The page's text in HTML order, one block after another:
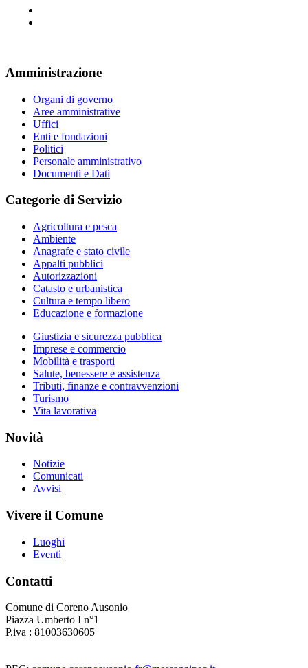
Amministrazione
Organi di governo
Aree amministrative
Uffici
Enti e fondazioni
Politici
Personale amministrativo
Documenti e Dati
Categorie di Servizio
Agricoltura e pesca
Ambiente
Anagrafe e stato civile
Appalti pubblici
Autorizzazioni
Catasto e urbanistica
Cultura e tempo libero
Educazione e formazione
Giustizia e sicurezza pubblica
Imprese e commercio
Mobilità e trasporti
Salute, benessere e assistenza
Tributi, finanze e contravvenzioni
Turismo
Vita lavorativa
Novità
Notizie
Comunicati
Avvisi
Vivere il Comune
Luoghi
Eventi
Contatti
Comune di Coreno Ausonio
Piazza Umberto I n°1
P.iva : 81003630605